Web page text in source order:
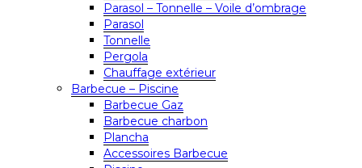
Parasol – Tonnelle – Voile d’ombrage
Parasol
Tonnelle
Pergola
Chauffage extérieur
Barbecue – Piscine
Barbecue Gaz
Barbecue charbon
Plancha
Accessoires Barbecue